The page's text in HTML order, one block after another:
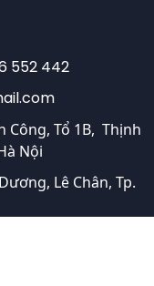
552 442
Công, Tổ 1B, Thịnh
Nội
Lê Chân, Tp.